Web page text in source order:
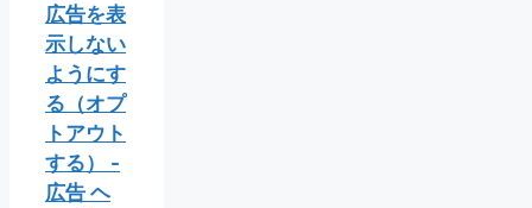
広告を表
示しない
ようにす
る（オプ
トアウト
する） -
広告 ヘ